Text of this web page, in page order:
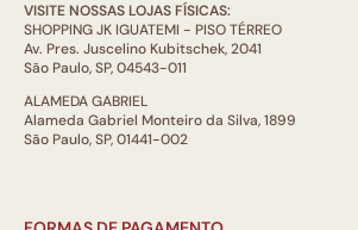
VISITE NOSSAS LOJAS FÍSICAS:
SHOPPING JK IGUATEMI - PISO TÉRREO
Av. Pres. Juscelino Kubitschek, 2041
São Paulo, SP, 04543-011
ALAMEDA GABRIEL
Alameda Gabriel Monteiro da Silva, 1899
São Paulo, SP, 01441-002